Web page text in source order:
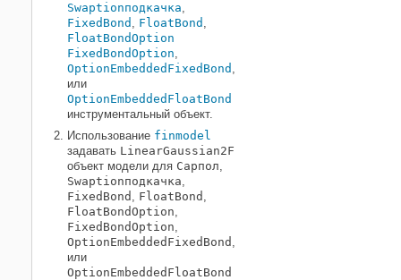
Swaptionподкачка,
FixedBond , FloatBond ,
FloatBondOption
FixedBondOption,
OptionEmbeddedFixedBond ,
или
OptionEmbeddedFloatBond
инструментальный объект.
Использование finmodel
задавать LinearGaussian2F
объект модели для Capпол,
Swaptionподкачка,
FixedBond , FloatBond ,
FloatBondOption,
FixedBondOption,
OptionEmbeddedFixedBond ,
или
OptionEmbeddedFloatBond